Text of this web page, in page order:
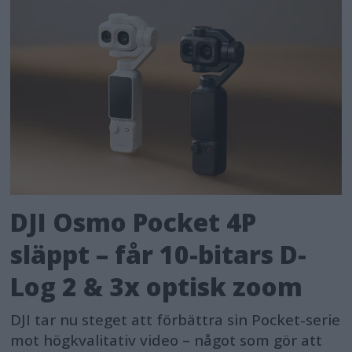
DJI Osmo Pocket 4P
släppt – får 10-bitars D-
Log 2 & 3x optisk zoom
DJI tar nu steget att förbättra sin Pocket-serie
mot högkvalitativ video – något som gör att